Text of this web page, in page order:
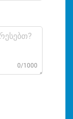
0/1000